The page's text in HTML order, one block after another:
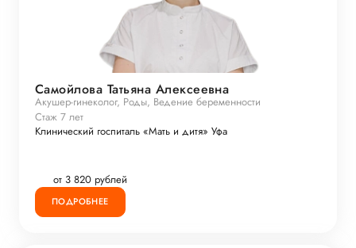
Самойлова Татьяна Алексеевна
Акушер-гинеколог, Роды, Ведение беременности
Стаж 7 лет
Клинический госпиталь «Мать и дитя» Уфа
от 3 820 рублей
ПОДРОБНЕЕ